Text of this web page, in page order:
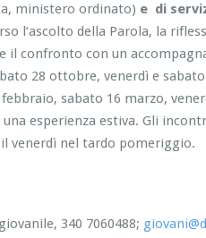
ministero ordinato) e di
l’ascolto della Parola, la
il confronto con un
28 ottobre, venerdì e
sabato 16 marzo,
esperienza estiva. Gli
venerdì nel tardo pomeriggio.
340 7060488;